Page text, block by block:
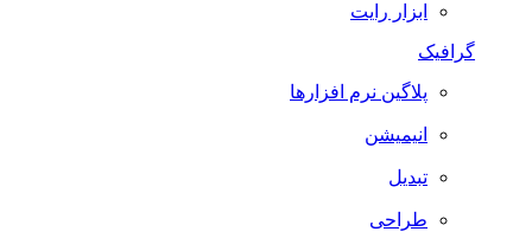
ابزار رایت
پلاگین نرم افزارها
انیمیشن
طراحی